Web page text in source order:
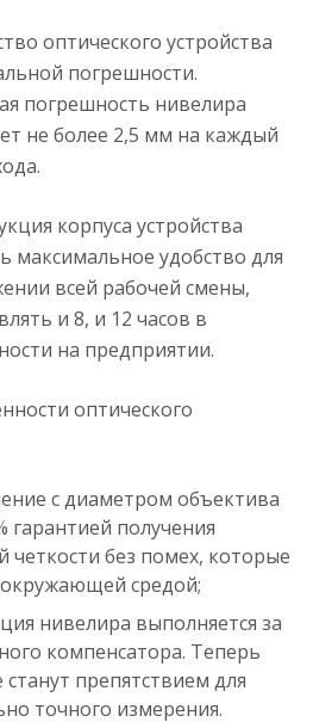
оптического устройства
погрешности.
погрешность нивелира
не более 2,5 мм на каждый
корпуса устройства
максимальное удобство для
всей рабочей смены,
и 8, и 12 часов в
на предприятии.
оптического
с диаметром объектива
гарантией получения
четкости без помех, которые
средой;
нивелира выполняется за
компенсатора. Теперь
препятствием для
точного измерения.